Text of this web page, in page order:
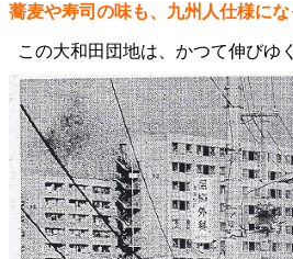
蕎麦や寿司の味も、九州人仕様に
この大和田団地は、かつて伸びゆ